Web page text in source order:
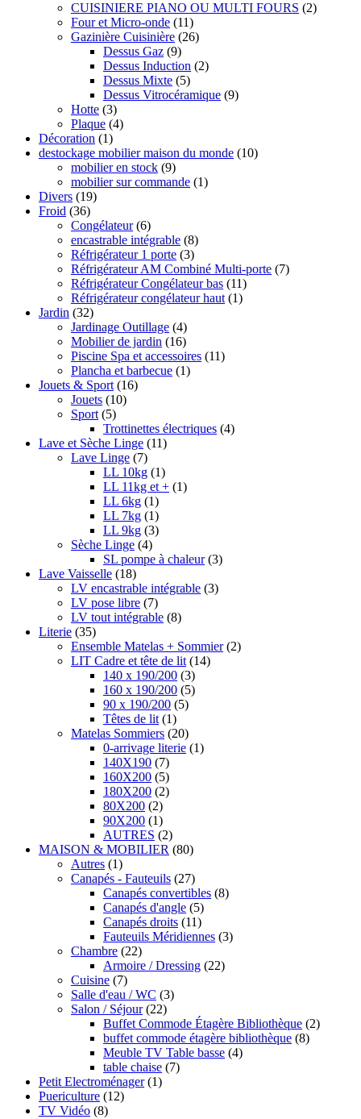
CUISINIERE PIANO OU MULTI FOURS (2)
Four et Micro-onde (11)
Gazinière Cuisinière (26)
Dessus Gaz (9)
Dessus Induction (2)
Dessus Mixte (5)
Dessus Vitrocéramique (9)
Hotte (3)
Plaque (4)
Décoration (1)
destockage mobilier maison du monde (10)
mobilier en stock (9)
mobilier sur commande (1)
Divers (19)
Froid (36)
Congélateur (6)
encastrable intégrable (8)
Réfrigérateur 1 porte (3)
Réfrigérateur AM Combiné Multi-porte (7)
Réfrigérateur Congélateur bas (11)
Réfrigérateur congélateur haut (1)
Jardin (32)
Jardinage Outillage (4)
Mobilier de jardin (16)
Piscine Spa et accessoires (11)
Plancha et barbecue (1)
Jouets & Sport (16)
Jouets (10)
Sport (5)
Trottinettes électriques (4)
Lave et Sèche Linge (11)
Lave Linge (7)
LL 10kg (1)
LL 11kg et + (1)
LL 6kg (1)
LL 7kg (1)
LL 9kg (3)
Sèche Linge (4)
SL pompe à chaleur (3)
Lave Vaisselle (18)
LV encastrable intégrable (3)
LV pose libre (7)
LV tout intégrable (8)
Literie (35)
Ensemble Matelas + Sommier (2)
LIT Cadre et tête de lit (14)
140 x 190/200 (3)
160 x 190/200 (5)
90 x 190/200 (5)
Têtes de lit (1)
Matelas Sommiers (20)
0-arrivage literie (1)
140X190 (7)
160X200 (5)
180X200 (2)
80X200 (2)
90X200 (1)
AUTRES (2)
MAISON & MOBILIER (80)
Autres (1)
Canapés - Fauteuils (27)
Canapés convertibles (8)
Canapés d'angle (5)
Canapés droits (11)
Fauteuils Méridiennes (3)
Chambre (22)
Armoire / Dressing (22)
Cuisine (7)
Salle d'eau / WC (3)
Salon / Séjour (22)
Buffet Commode Étagère Bibliothèque (2)
buffet commode étagère bibliothèque (8)
Meuble TV Table basse (4)
table chaise (7)
Petit Electroménager (1)
Puericulture (12)
TV Vidéo (8)